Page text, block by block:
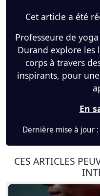
Cet article a été
Professeure de
Durand explore les
corps à travers
inspirants, pour
En
Dernière mise à jour
CES ARTICLES